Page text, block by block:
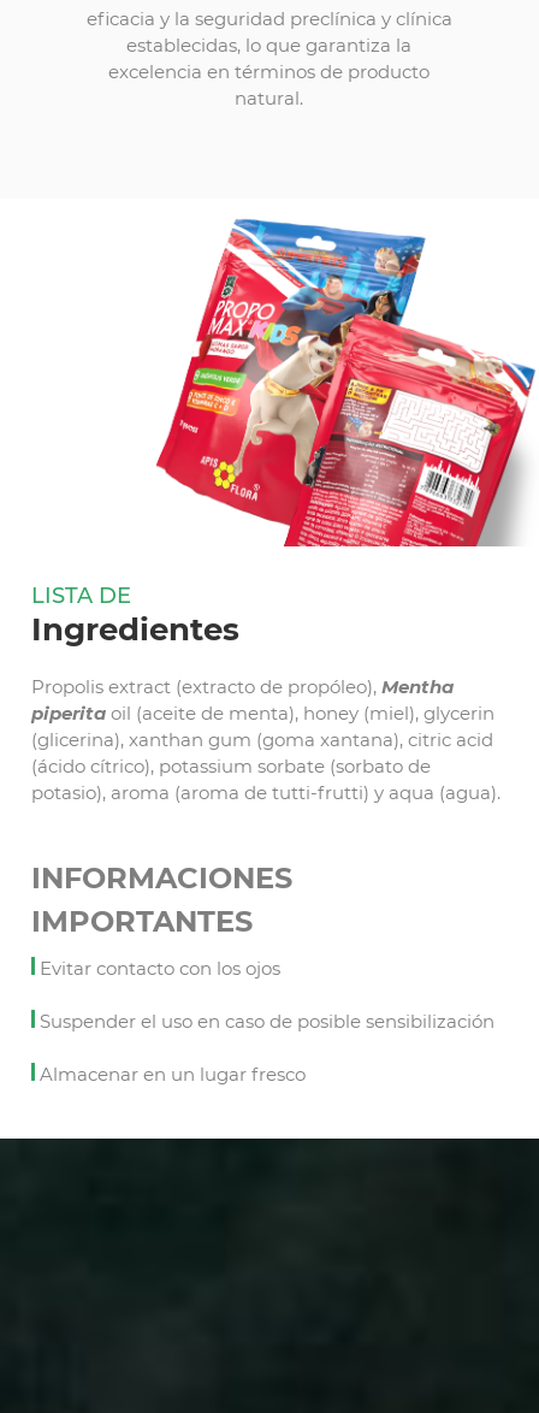
eficacia y la seguridad preclínica y clínica
establecidas, lo que garantiza la
excelencia en términos de producto
natural.
LISTA DE
Ingredientes
Propolis extract (extracto de propóleo), Mentha
piperita oil (aceite de menta), honey (miel), glycerin
(glicerina), xanthan gum (goma xantana), citric acid
(ácido cítrico), potassium sorbate (sorbato de
potasio), aroma (aroma de tutti-frutti) y aqua (agua).
INFORMACIONES
IMPORTANTES
Evitar contacto con los ojos
Suspender el uso en caso de posible sensibilización
Almacenar en un lugar fresco